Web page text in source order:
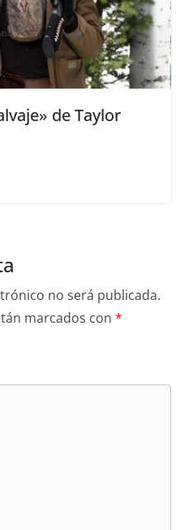
de Taylor
no será publicada.
marcados con *